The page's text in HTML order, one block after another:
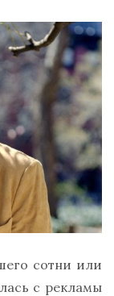
сотни или
с рекламы